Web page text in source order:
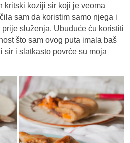
kritski koziji sir koji je veoma
sam da koristim samo njega i
služenja. Ubuduće ću koristiti
što sam ovog puta imala baš
sir i slatkasto povrće su moja